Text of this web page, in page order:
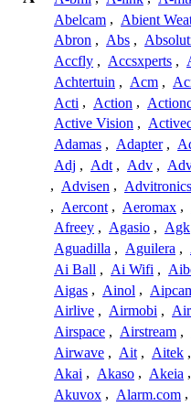
Abelcam , Abient
Abron , Abs ,
Accfly , Accsxperts ,
Achtertuin , Acm ,
Acti , Action ,
Active Vision ,
Adamas , Adapter ,
Adj , Adt , Adv ,
, Advisen , Advitronics
, Aercont , Aeromax ,
Afreey , Agasio , Agk
Aguadilla , Aguilera ,
Ai Ball , Ai Wifi ,
Aigas , Ainol ,
Airlive , Airmobi ,
Airspace , Airstream ,
Airwave , Ait , Aitek ,
Akai , Akaso , Akeia ,
Akuvox , Alarm.com ,